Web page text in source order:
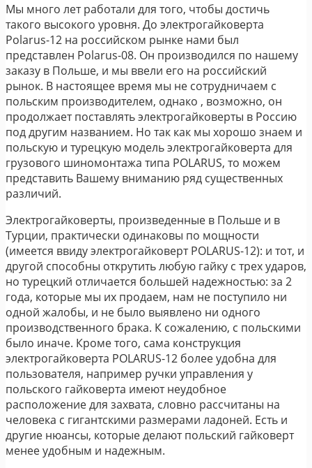
Мы много лет работали для того, чтобы достичь
такого высокого уровня. До электрогайковерта
Polarus-12 на российском рынке нами был
представлен Polarus-08. Он производился по нашему
заказу в Польше, и мы ввели его на российский
рынок. В настоящее время мы не сотрудничаем с
польским производителем, однако , возможно, он
продолжает поставлять электрогайковерты в Россию
под другим названием. Но так как мы хорошо знаем и
польскую и турецкую модель электрогайковерта для
грузового шиномонтажа типа POLARUS, то можем
представить Вашему вниманию ряд существенных
различий.
Электрогайковерты, произведенные в Польше и в
Турции, практически одинаковы по мощности
(имеется ввиду электрогайковерт POLARUS-12): и тот, и
другой способны открутить любую гайку с трех ударов,
но турецкий отличается большей надежностью: за 2
года, которые мы их продаем, нам не поступило ни
одной жалобы, и не было выявлено ни одного
производственного брака. К сожалению, с польскими
было иначе. Кроме того, сама конструкция
электрогайковерта POLARUS-12 более удобна для
пользователя, например ручки управления у
польского гайковерта имеют неудобное
расположение для захвата, словно рассчитаны на
человека с гигантскими размерами ладоней. Есть и
другие нюансы, которые делают польский гайковерт
менее удобным и надежным.